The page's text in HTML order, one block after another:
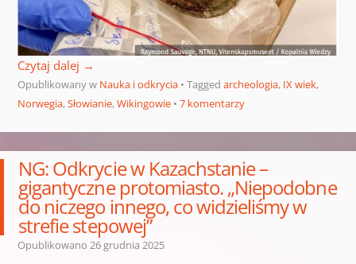
Czytaj dalej →
Opublikowany w Nauka i odkrycia Tagged archeologia, IX wiek,
Norwegia,Słowianie,Wikingowie 7 komentarzy
NG: Odkrycie w Kazachstanie –
gigantyczne protomiasto. „Niepodobne
do niczego innego, co widzieliśmy w
strefie stepowej”
Opublikowano 26 grudnia 2025